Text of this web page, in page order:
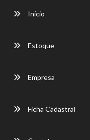
Início
Estoque
Empresa
Ficha Cadastral